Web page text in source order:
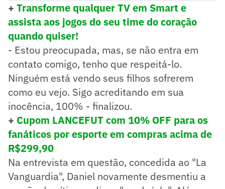
+ Transforme qualquer TV em Smart e
assista aos jogos do seu time do coração
quando quiser!
- Estou preocupada, mas, se não entra em
contato comigo, tenho que respeitá-lo.
Ninguém está vendo seus filhos sofrerem
como eu vejo. Sigo acreditando em sua
inocência, 100% - finalizou.
+ Cupom LANCEFUT com 10% OFF para os
fanáticos por esporte em compras acima de
R$299,90
Na entrevista em questão, concedida ao "La
Vanguardia", Daniel novamente desmentiu a